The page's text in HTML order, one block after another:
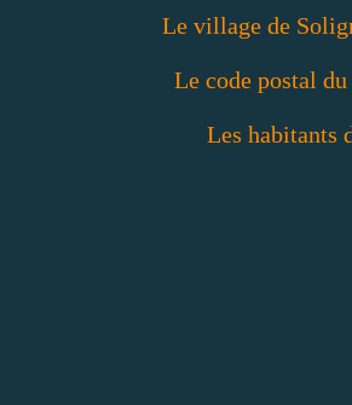
Le village de
Le code postal
Les habitants